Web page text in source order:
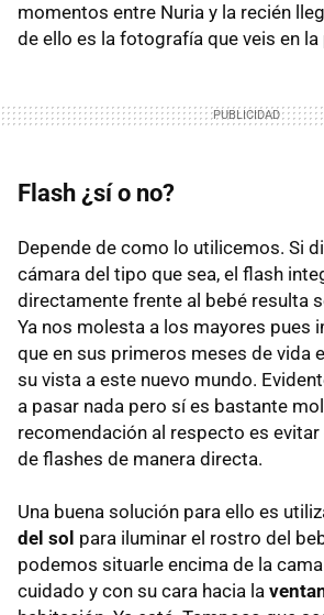
momentos entre Nuria y la recién
de ello es la fotografía que veis en la
Flash ¿sí o no?
Depende de como lo utilicemos. Si
cámara del tipo que sea, el flash
directamente frente al bebé resulta
Ya nos molesta a los mayores pues
que en sus primeros meses de vida
su vista a este nuevo mundo.
a pasar nada pero sí es bastante
recomendación al respecto es
de flashes de manera directa.
Una buena solución para ello es
del sol para iluminar el rostro del
podemos situarle encima de la
cuidado y con su cara hacia la